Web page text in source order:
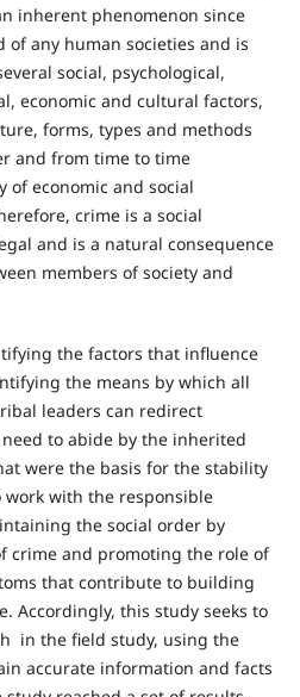
inherent phenomenon since
of any human societies and is
social, psychological,
economic and cultural factors,
forms, types and methods
and from time to time
economic and social
crime is a social
and is a natural consequence
members of society and
the factors that influence
the means by which all
leaders can redirect
to abide by the inherited
were the basis for the stability
with the responsible
the social order by
crime and promoting the role of
that contribute to building
Accordingly, this study seeks to
in the field study, using the
accurate information and facts